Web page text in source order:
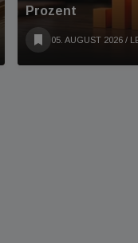
Prozent
05. AUGUST 2026 /